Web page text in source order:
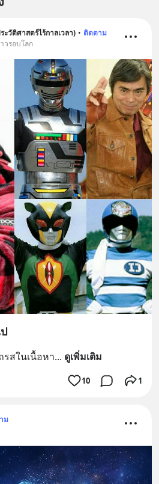
📣
หลับยาก ผมอยากแนะนำ
ภัณฑ์เสริมอาหาร Diip CBD ช่วย
เทาความเครียด ลดความวิตกกังวล
ารผ่อนคลาย ซึ่งช่วยให้การนอน
ระสิทธิภาพมากยิ่งขึ้น 📍 สนใจ
นค้า Diip CBD 💬 LINE :
🔗 หรือกดลิงก์
lin.ee/U91Fzyz
วัติศาสตร์ไร้กาลเวลา) • ติดตาม
วรอบโลก
สในเนื้อหา... ดูเพิ่มเติม
10 1
ม